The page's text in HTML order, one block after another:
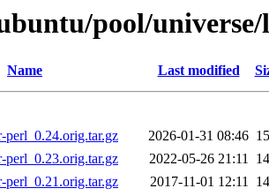
pool/
Name Last modified
perl_0.24.orig.tar.gz
2026-01-31 08:46
perl_0.23.orig.tar.gz
2022-05-26 21:11
perl_0.21.orig.tar.gz
2017-11-01 12:11